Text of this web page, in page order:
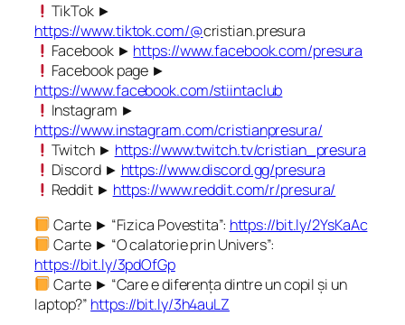
TikTok ►
https://www.tiktok.com/@cristian.presura
Facebook ► https://www.facebook.com/presura
Facebook page ►
https://www.facebook.com/stiintaclub
Instagram ►
https://www.instagram.com/cristianpresura/
Twitch ► https://www.twitch.tv/cristian_presura
Discord ► https://www.discord.gg/presura
Reddit ► https://www.reddit.com/r/presura/
Carte ► “Fizica Povestita”: https://bit.ly/2YsKaAc
Carte ► “O calatorie prin Univers”:
https://bit.ly/3pdOfGp
Carte ► “Care e diferența dintre un copil și un
laptop?” https://bit.ly/3h4auLZ